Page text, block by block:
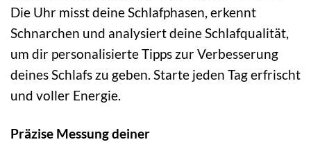
Die Uhr misst deine Schlafphasen, erkennt
Schnarchen und analysiert deine Schlafqualität,
um dir personalisierte Tipps zur Verbesserung
deines Schlafs zu geben. Starte jeden Tag erfrischt
und voller Energie.
Präzise Messung deiner